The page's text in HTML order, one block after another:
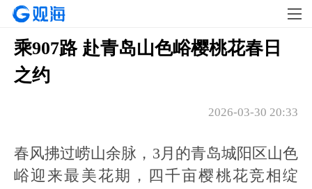
乘907路 赴青岛山色峪樱桃花春日
之约
2026-03-30 20:33
春风拂过崂山余脉，3月的青岛城阳区山色
峪迎来最美花期，四千亩樱桃花竞相绽